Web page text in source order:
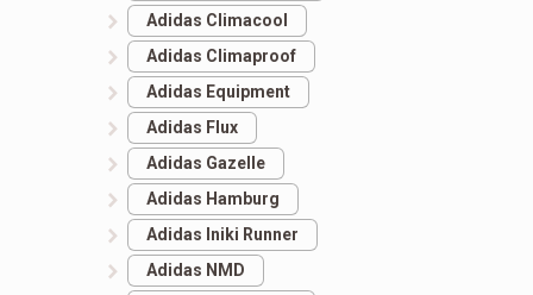
Adidas Climacool
Adidas Climaproof
Adidas Equipment
Adidas Flux
Adidas Gazelle
Adidas Hamburg
Adidas Iniki Runner
Adidas NMD